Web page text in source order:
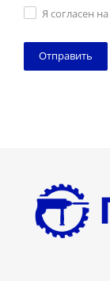
Я согласен на